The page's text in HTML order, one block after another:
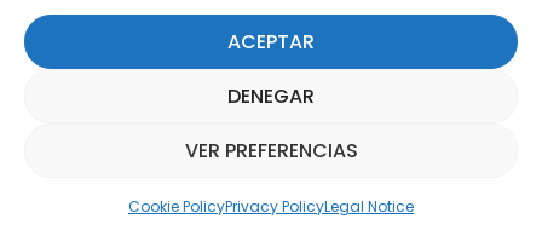
ACEPTAR
DENEGAR
VER PREFERENCIAS
Cookie PolicyPrivacy PolicyLegal Notice